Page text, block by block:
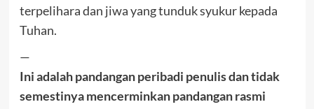
terpelihara dan jiwa yang tunduk syukur kepada
Tuhan.
—
Ini adalah pandangan peribadi penulis dan tidak
semestinya mencerminkan pandangan rasmi